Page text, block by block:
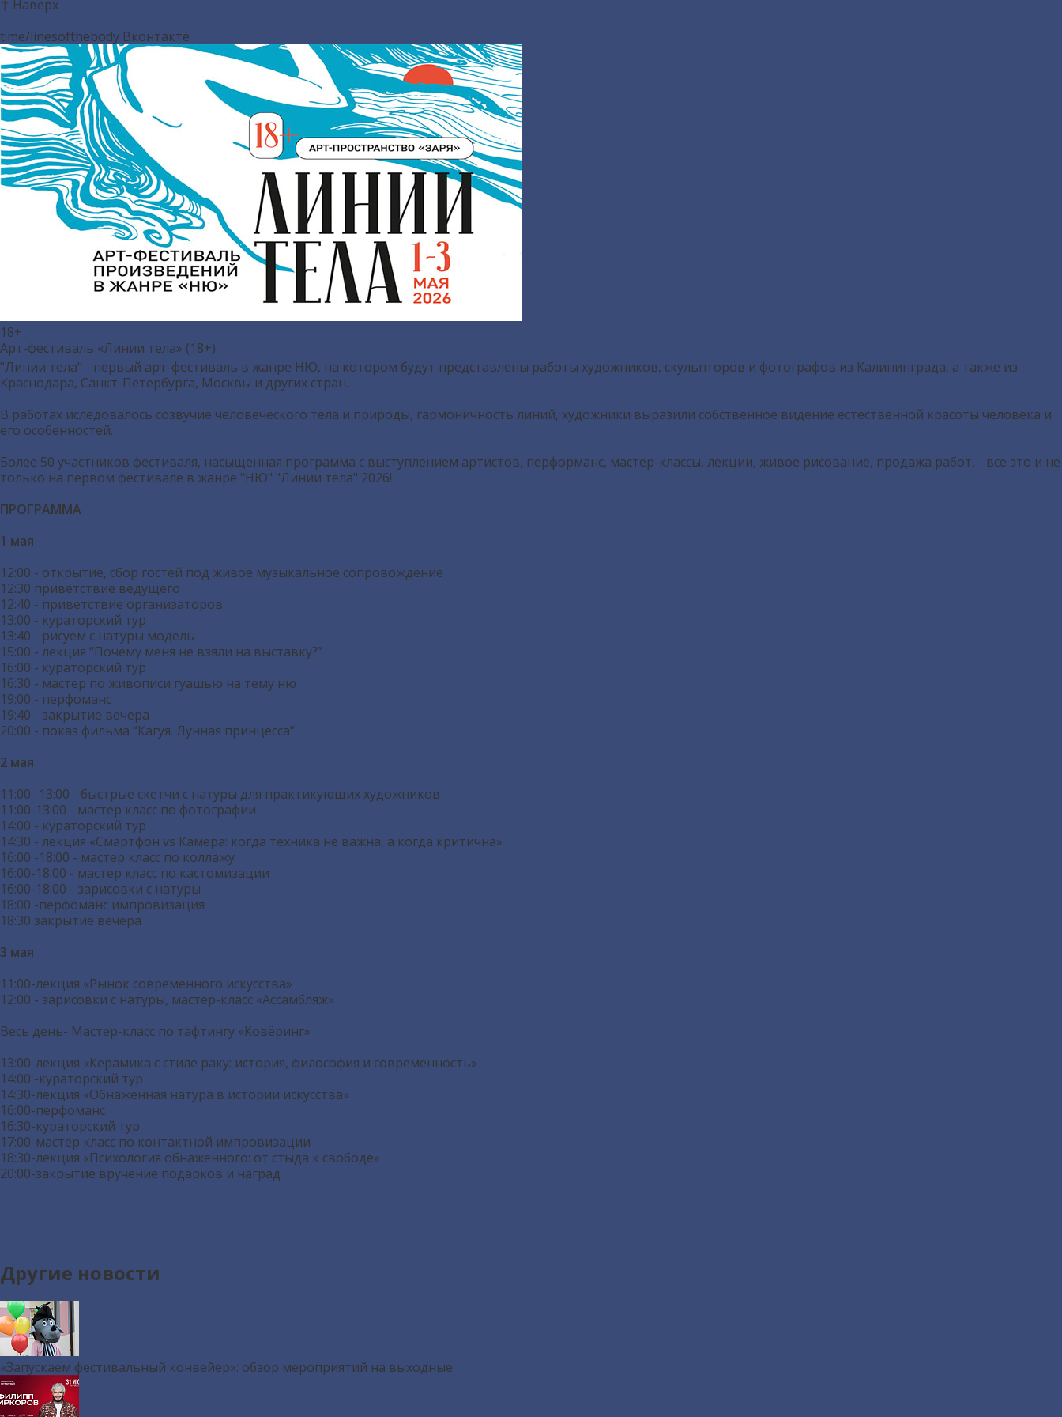
↑ Наверх
Арт-фестиваль «Линии тела» (18+)
18+
t.me/linesofthebody Вконтакте
"Линии тела" - первый арт-фестиваль в жанре НЮ, на котором будут представлены работы художников, скульпторов и фотографов из Калининграда, а также из
Краснодара, Санкт-Петербурга, Москвы и других стран.
В работах иследовалось созвучие человеческого тела и природы, гармоничность линий, художники выразили собственное видение естественной красоты человека и
его особенностей.
Более 50 участников фестиваля, насыщенная программа с выступлением артистов, перформанс, мастер-классы, лекции, живое рисование, продажа работ, - все это и не
только на первом фестивале в жанре "НЮ" "Линии тела" 2026!
ПРОГРАММА
1 мая
12:00 - открытие, сбор гостей под живое музыкальное сопровождение
12:30 приветствие ведущего
12:40 - приветствие организаторов
13:00 - кураторский тур
13:40 - рисуем с натуры модель
15:00 - лекция “Почему меня не взяли на выставку?”
16:00 - кураторский тур
16:30 - мастер по живописи гуашью на тему ню
19:00 - перфоманс
19:40 - закрытие вечера
20:00 - показ фильма “Кагуя. Лунная принцесса”
2 мая
11:00 -13:00 - быстрые скетчи с натуры для практикующих художников
11:00-13:00 - мастер класс по фотографии
14:00 - кураторский тур
14:30 - лекция «Смартфон vs Камера: когда техника не важна, а когда критична»
16:00 -18:00 - мастер класс по коллажу
16:00-18:00 - мастер класс по кастомизации
16:00-18:00 - зарисовки с натуры
18:00 -перфоманс импровизация
18:30 закрытие вечера
3 мая
11:00-лекция «Рынок современного искусства»
12:00 - зарисовки с натуры, мастер-класс «Ассамбляж»
Весь день- Мастер-класс по тафтингу «Ковёринг»
13:00-лекция «Керамика с стиле раку: история, философия и современность»
14:00 -кураторский тур
14:30-лекция «Обнаженная натура в истории искусства»
16:00-перфоманс
16:30-кураторский тур
17:00-мастер класс по контактной импровизации
18:30-лекция «Психология обнаженного: от стыда к свободе»
20:00-закрытие вручение подарков и наград
Другие новости
«Запускаем фестивальный конвейер»: обзор мероприятий на выходные